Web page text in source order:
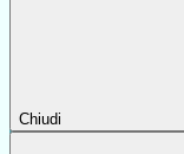
Chiudi